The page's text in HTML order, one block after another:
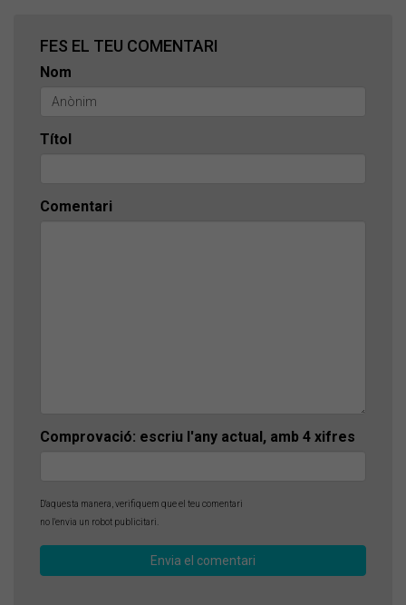
FES EL TEU COMENTARI
Nom
Títol
Comentari
Comprovació: escriu l'any actual, amb 4 xifres
D'aquesta manera, verifiquem que el teu comentari
no l'envia un robot publicitari.